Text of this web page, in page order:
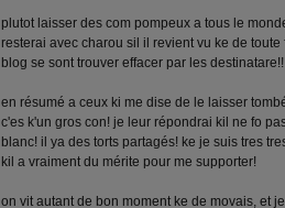
plutot laisser des com pompeux a tous le
resterai avec charou sil il revient vu ke de
blog se sont trouver effacer par les
en résumé a ceux ki me dise de le laisser
c'es k'un gros con! je leur répondrai kil ne fo
blanc! il ya des torts partagés! ke je suis tres
kil a vraiment du mérite pour me supporter!
on vit autant de bon moment ke de movais, et